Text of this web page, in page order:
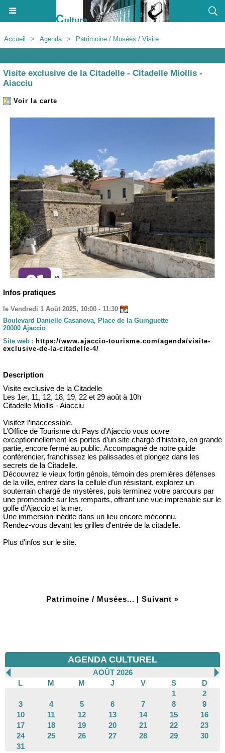
Accueil > Agenda > Patrimoine / Musées / Visite
Visite exclusive de la Citadelle - Citadelle Miollis -
Aiacciu
Voir la carte
Infos pratiques
le Vendredi 1 Août 2025, 10:00 - 11:30
Boulevard Danielle Casanova, Place de la Guinguette
20000 Ajaccio
Site web : https://www.ajaccio-tourisme.com/agenda/visite-
exclusive-de-la-citadelle-4/
Description
Visite exclusive de la Citadelle
Les 1er, 11, 12, 18, 19, 22 et 29 août à 10h
Citadelle Miollis - Aiacciu
Visitez l’inaccessible.
L’Office de Tourisme du Pays d’Ajaccio vous ouvre
exceptionnellement les portes d’un site chargé d’histoire, en grande
partie, encore fermé au public. Accompagné de notre guide
conférencier, franchissez les palissades et plongez dans les
secrets de la Citadelle.
Découvrez le vieux fortin génois, témoin des premières défenses
de la ville, entrez dans la cellule d’un résistant, explorez un
souterrain chargé de mystères, puis terminez votre parcours par
une promenade sur les remparts, offrant une vue imprenable sur le
golfe d’Ajaccio et la mer.
Une immersion inédite dans un lieu encore méconnu.
Rendez-vous devant les grilles d'entrée de la citadelle.
Plus d'infos sur le site.
Patrimoine / Musées... | Suivant »
AGENDA CULTUREL
AOÛT 2026
L
M M J V S
D
1
2
3
4 5 6 7 8
9
10
11 12 13 14 15
16
17
18 19 20 21 22
23
24
25 26 27 28 29
30
31